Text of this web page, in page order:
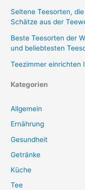
Seltene Teesorten,
Schätze aus der
Beste Teesorten der
und beliebtesten
Teezimmer einrichten
Kategorien
Allgemein
Ernährung
Gesundheit
Getränke
Küche
Tee